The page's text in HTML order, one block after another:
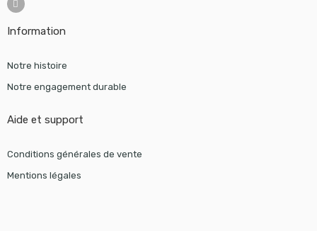
Information
Notre histoire
Notre engagement durable
Aide et support
Conditions générales de vente
Mentions légales